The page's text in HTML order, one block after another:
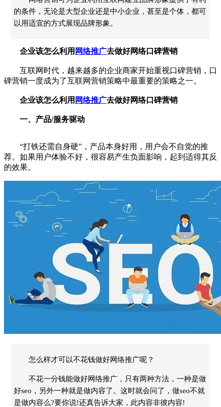
的条件，无论是大型企业还是中小企业，甚至是个体，都可
以用适宜的方式展现品牌形象。
企业该怎么利用 网络推广去做好网络口碑营销
互联网时代，越来越多的企业商家开始重视口碑营销，口
碑营销一度成为了互联网营销策略中最重要的策略之一。
企业该怎么利用 网络推广去做好网络口碑营销
一、产品/服务驱动
“打铁还需自身硬”，产品本身好用，用户会不自觉的推
荐。如果用户体验不好，很容易产生负面影响，起到适得其反
的效果。
怎么样才可以不花钱做好网络推广呢？
不花一分钱能做好网络推广，只有两种方法，一种是做
好seo，另外一种就是做内容了。这时就会问了，做seo不就
是做内容么?要你说!还真告诉大家，此内容非彼内容!